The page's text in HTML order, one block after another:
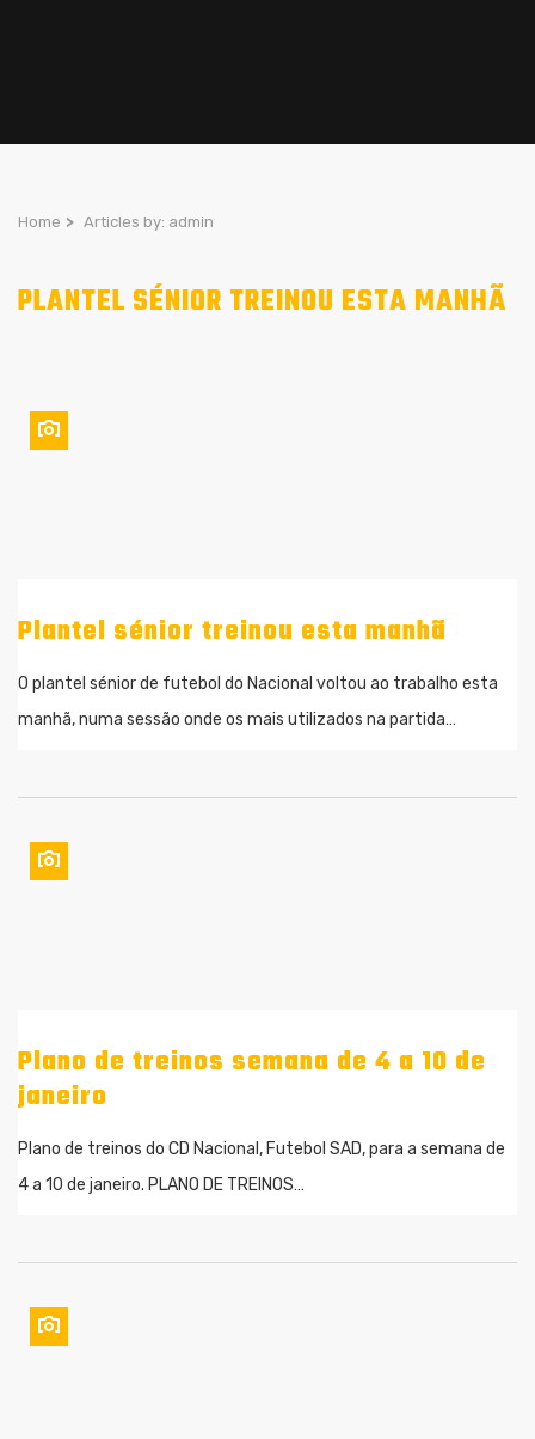
Home > Articles by: admin
PLANTEL SÉNIOR TREINOU ESTA MANHÃ
Plantel sénior treinou esta manhã
O plantel sénior de futebol do Nacional voltou ao trabalho esta
manhã, numa sessão onde os mais utilizados na partida…
Plano de treinos semana de 4 a 10 de
janeiro
Plano de treinos do CD Nacional, Futebol SAD, para a semana de
4 a 10 de janeiro. PLANO DE TREINOS…